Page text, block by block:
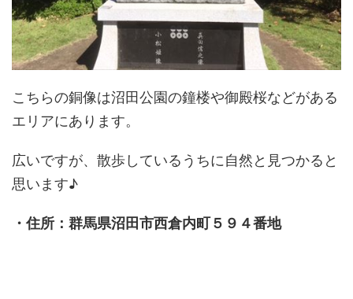
こちらの銅像は沼田公園の鐘楼や御殿桜などがある
エリアにあります。
広いですが、散歩しているうちに自然と見つかると
思います♪
・住所：群馬県沼田市西倉内町５９４番地